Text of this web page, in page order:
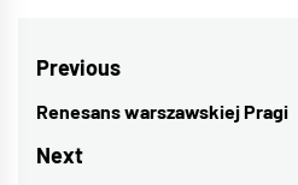
Nawigacja
wpisu
Previous
Previous
post:
Renesans warszawskiej Pragi
Next